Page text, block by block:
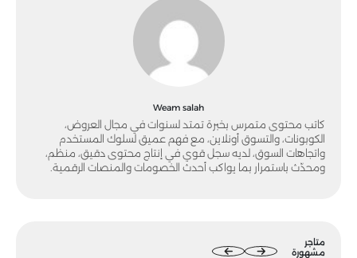
Weam salah
كاتب محتوى متمرس بخبرة تمتد لسنوات في مجال العروض،
الكوبونات، والتسوق أونلاين، مع فهم عميق لسلوك المستخدم
واتجاهات السوق، لديه سجل قوي في إنتاج محتوى دقيق، منظم،
ومحدّث باستمرار بما يواكب أحدث الخصومات والمنصات الرقمية.
متاجر
مشهورة